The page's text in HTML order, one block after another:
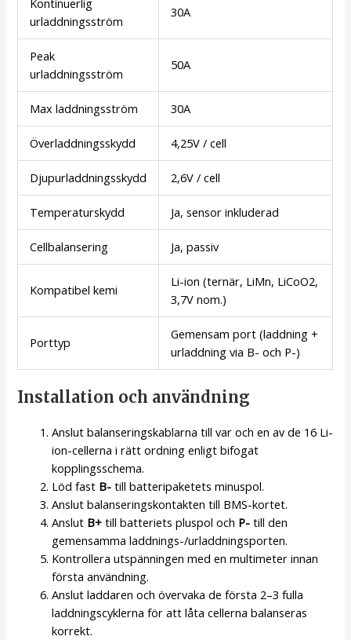
Kontinuerlig
urladdningsström
30A
Peak
urladdningsström
50A
Max laddningsström 30A
Överladdningsskydd 4,25V / cell
Djupurladdningsskydd 2,6V / cell
Temperaturskydd Ja, sensor inkluderad
Cellbalansering Ja, passiv
Kompatibel kemi
Li-ion (ternär, LiMn, LiCoO2,
3,7V nom.)
Porttyp
Gemensam port (laddning +
urladdning via B- och P-)
Installation och användning
Anslut balanseringskablarna till var och en av de 16 Li-
ion-cellerna i rätt ordning enligt bifogat
kopplingsschema.
Löd fast B- till batteripaketets minuspol.
Anslut balanseringskontakten till BMS-kortet.
Anslut B+ till batteriets pluspol och P- till den
gemensamma laddnings-/urladdningsporten.
Kontrollera utspänningen med en multimeter innan
första användning.
Anslut laddaren och övervaka de första 2–3 fulla
laddningscyklerna för att låta cellerna balanseras
korrekt.